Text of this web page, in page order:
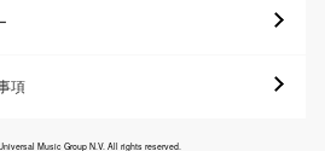
項
Music Group N.V. All rights reserved.